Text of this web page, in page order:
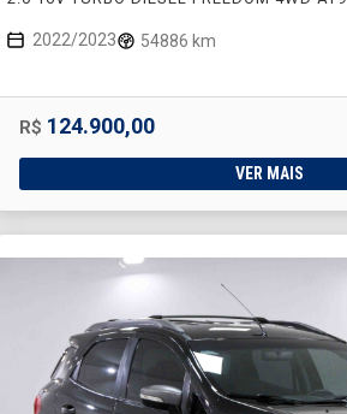
2022/2023 54886 km
R$ 124.900,00
VER MAIS